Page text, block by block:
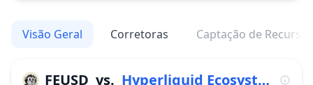
Visão Geral Corretoras Captação de Recursos
FEUSD vs. Hyperliquid Ecosystem